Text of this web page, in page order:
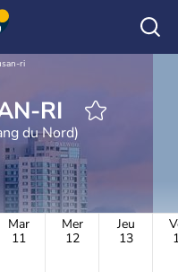
ri
RI
du Nord)
Mar
11
Mer
12
Jeu
13